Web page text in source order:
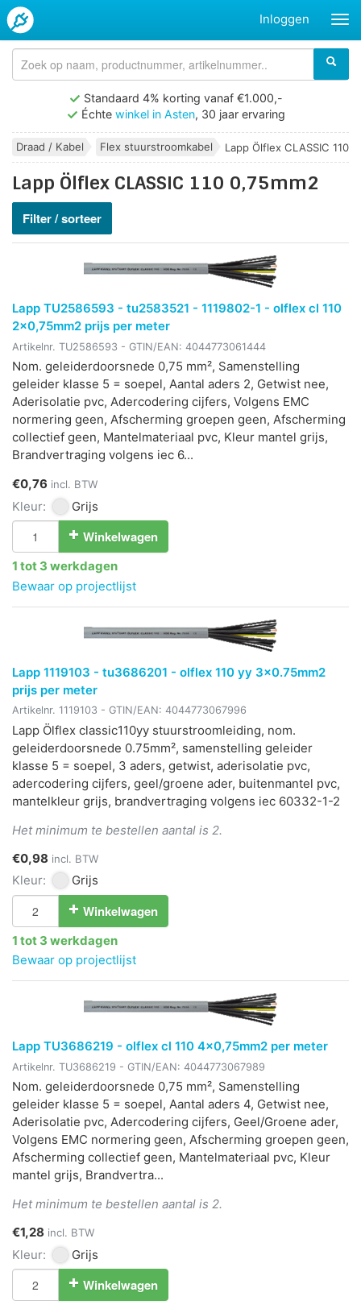
Inloggen
Standaard 4% korting vanaf €1.000,-
Échte winkel in Asten, 30 jaar ervaring
Draad / Kabel Flex stuurstroomkabel Lapp Ölflex CLASSIC 110
Lapp Ölflex CLASSIC 110 0,75mm2
Filter / sorteer
Lapp TU2586593 - tu2583521 - 1119802-1 - olflex cl 110
2x0,75mm2 prijs per meter
Artikelnr. TU2586593 - GTIN/EAN: 4044773061444
Nom. geleiderdoorsnede 0,75 mm², Samenstelling
geleider klasse 5 = soepel, Aantal aders 2, Getwist nee,
Aderisolatie pvc, Adercodering cijfers, Volgens EMC
normering geen, Afscherming groepen geen, Afscherming
collectief geen, Mantelmateriaal pvc, Kleur mantel grijs,
Brandvertraging volgens iec 6...
€0,76 incl. BTW
Kleur: Grijs
Winkelwagen
1 tot 3 werkdagen
Bewaar op projectlijst
Lapp 1119103 - tu3686201 - olflex 110 yy 3x0.75mm2
prijs per meter
Artikelnr. 1119103 - GTIN/EAN: 4044773067996
Lapp Ölflex classic110yy stuurstroomleiding, nom.
geleiderdoorsnede 0.75mm², samenstelling geleider
klasse 5 = soepel, 3 aders, getwist, aderisolatie pvc,
adercodering cijfers, geel/groene ader, buitenmantel pvc,
mantelkleur grijs, brandvertraging volgens iec 60332-1-2
Het minimum te bestellen aantal is 2.
€0,98 incl. BTW
Kleur: Grijs
Winkelwagen
1 tot 3 werkdagen
Bewaar op projectlijst
Lapp TU3686219 - olflex cl 110 4x0,75mm2 per meter
Artikelnr. TU3686219 - GTIN/EAN: 4044773067989
Nom. geleiderdoorsnede 0,75 mm², Samenstelling
geleider klasse 5 = soepel, Aantal aders 4, Getwist nee,
Aderisolatie pvc, Adercodering cijfers, Geel/Groene ader,
Volgens EMC normering geen, Afscherming groepen geen,
Afscherming collectief geen, Mantelmateriaal pvc, Kleur
mantel grijs, Brandvertra...
Het minimum te bestellen aantal is 2.
€1,28 incl. BTW
Kleur: Grijs
Winkelwagen